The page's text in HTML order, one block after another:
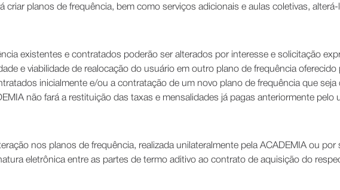
criar planos de frequência, bem como serviços adicionais e aulas coletivas,
existentes e contratados poderão ser alterados por interesse e solicitação
e viabilidade de realocação do usuário em outro plano de frequência
inicialmente e/ou a contratação de um novo plano de frequência que
não fará a restituição das taxas e mensalidades já pagas anteriormente pelo
nos planos de frequência, realizada unilateralmente pela ACADEMIA ou
eletrônica entre as partes de termo aditivo ao contrato de aquisição do